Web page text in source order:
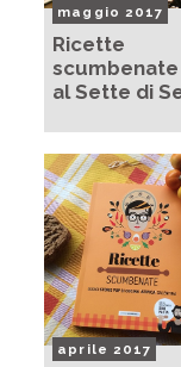
maggio 2017
Ricette
scumbenate
al Sette di
aprile 2017